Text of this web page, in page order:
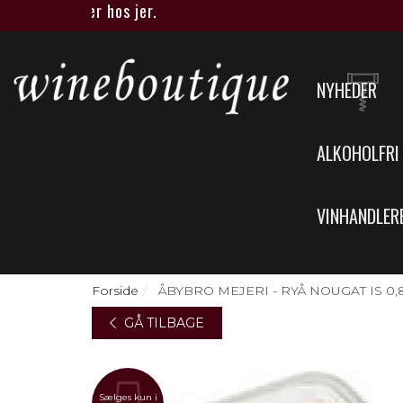
eller hos jer.
NYHEDER
Forside
ÅBYBRO MEJERI - RYÅ NOUGAT IS
GÅ TILBAGE
Sælges kun i